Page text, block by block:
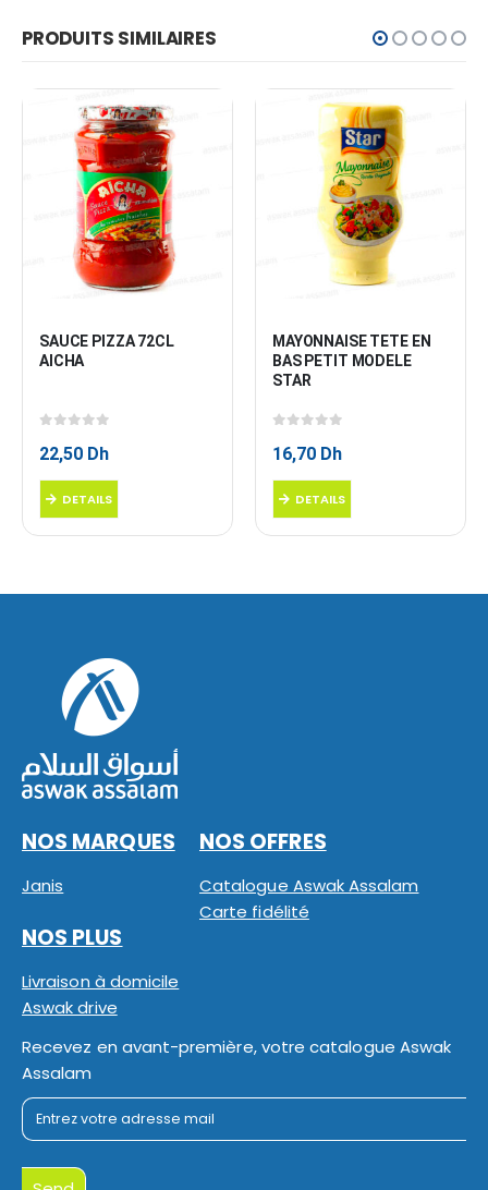
PRODUITS SIMILAIRES
SAUCE PIZZA 72CL
AICHA
22,50 Dh
DETAILS
MAYONNAISE TETE EN
BAS PETIT MODELE
STAR
16,70 Dh
DETAILS
NOS MARQUES
Janis
NOS OFFRES
Catalogue Aswak Assalam
Carte fidélité
NOS PLUS
Livraison à domicile
Aswak drive
Recevez en avant-première, votre catalogue Aswak
Assalam